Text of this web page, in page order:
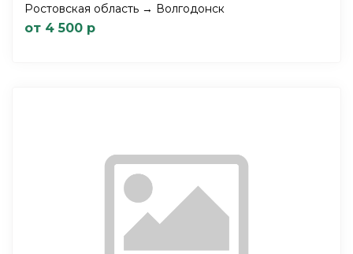
Ростовская область → Волгодонск
от 4 500 р